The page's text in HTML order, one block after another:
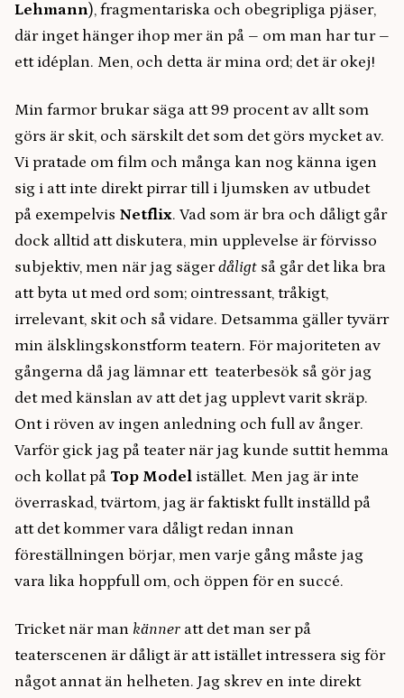
Lehmann), fragmentariska och obegripliga pjäser,
där inget hänger ihop mer än på – om man har tur –
ett idéplan. Men, och detta är mina ord; det är okej!
Min farmor brukar säga att 99 procent av allt som
görs är skit, och särskilt det som det görs mycket av.
Vi pratade om film och många kan nog känna igen
sig i att inte direkt pirrar till i ljumsken av utbudet
på exempelvis Netflix. Vad som är bra och dåligt går
dock alltid att diskutera, min upplevelse är förvisso
subjektiv, men när jag sägerdåligt så går det lika bra
att byta ut med ord som; ointressant, tråkigt,
irrelevant, skit och så vidare. Detsamma gäller tyvärr
min älsklingskonstform teatern. För majoriteten av
gångerna då jag lämnar ett teaterbesök så gör jag
det med känslan av att det jag upplevt varit skräp.
Ont i röven av ingen anledning och full av ånger.
Varför gick jag på teater när jag kunde suttit hemma
och kollat på Top Model istället. Men jag är inte
överraskad, tvärtom, jag är faktiskt fullt inställd på
att det kommer vara dåligt redan innan
föreställningen börjar, men varje gång måste jag
vara lika hoppfull om, och öppen för en succé.
Tricket när man känner att det man ser på
teaterscenen är dåligt är att istället intressera sig för
något annat än helheten. Jag skrev en inte direkt